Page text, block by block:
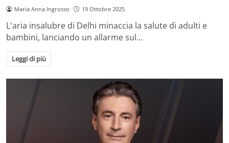
Maria Anna Ingrosso 19 Ottobre 2025
L'aria insalubre di Delhi minaccia la salute di adulti e
bambini, lanciando un allarme sul…
Leggi di più